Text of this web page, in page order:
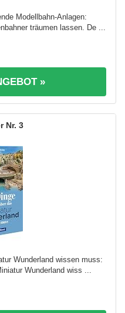
Modellbahn-Anlagen:
träumen lassen. De ...
»
3
Wunderland wissen muss:
Wunderland wiss ...